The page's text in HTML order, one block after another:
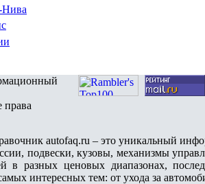
права
autofaq.ru – это уникальный
подвески, кузовы, механизмы
в разных ценовых диапазонах,
интересных тем: от ухода за